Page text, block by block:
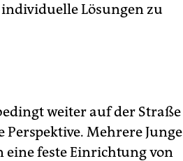
Lösungen zu
weiter auf der Straße
Mehrere Junge
eine feste Einrichtung von